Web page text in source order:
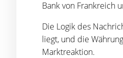
Bank von Frankreich
Die Logik des
liegt, und die
Marktreaktion.